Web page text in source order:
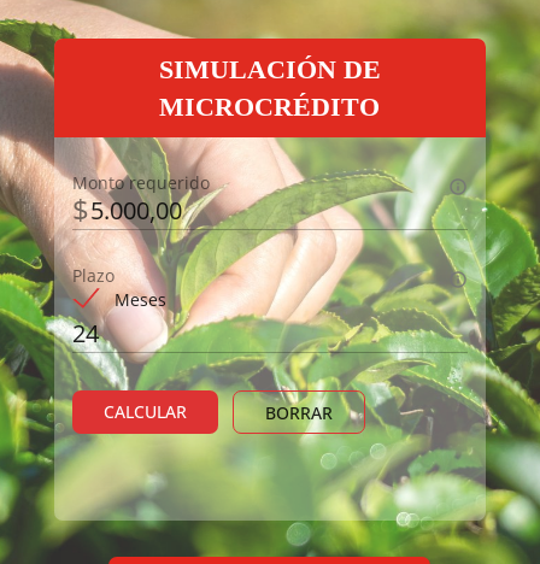
SIMULACIÓN DE
MICROCRÉDITO
$
Monto requerido
Meses
Plazo
CALCULAR BORRAR